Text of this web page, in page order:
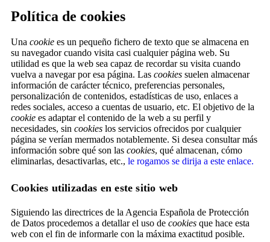
Política de cookies
Una cookie es un pequeño fichero de texto que se almacena en
su navegador cuando visita casi cualquier página web. Su
utilidad es que la web sea capaz de recordar su visita cuando
vuelva a navegar por esa página. Las cookies suelen almacenar
información de carácter técnico, preferencias personales,
personalización de contenidos, estadísticas de uso, enlaces a
redes sociales, acceso a cuentas de usuario, etc. El objetivo de la
cookie es adaptar el contenido de la web a su perfil y
necesidades, sin cookies los servicios ofrecidos por cualquier
página se verían mermados notablemente. Si desea consultar más
información sobre qué son las cookies, qué almacenan, cómo
eliminarlas, desactivarlas, etc., le rogamos se dirija a este enlace.
Cookies utilizadas en este sitio web
Siguiendo las directrices de la Agencia Española de Protección
de Datos procedemos a detallar el uso de cookies que hace esta
web con el fin de informarle con la máxima exactitud posible.